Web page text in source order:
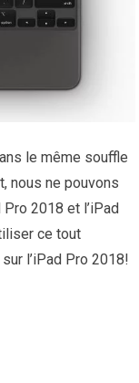
le même souffle
nous ne pouvons
2018 et l’iPad
ce tout
l’iPad Pro 2018!